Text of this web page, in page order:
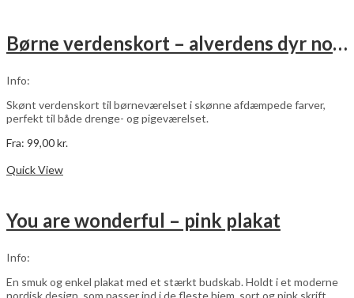
Mulighederne
varesiden
Børne verdenskort – alverdens dyr no. 3
Info:
Skønt verdenskort til børneværelset i skønne afdæmpede farver,
perfekt til både drenge- og pigeværelset.
Fra: 99,00kr.
Mulighederne
varesiden
Quick View
You are wonderful – pink plakat
Info:
En smuk og enkel plakat med et stærkt budskab. Holdt i et moderne
nordisk design, som passer ind i de fleste hjem, sort og pink skrift.